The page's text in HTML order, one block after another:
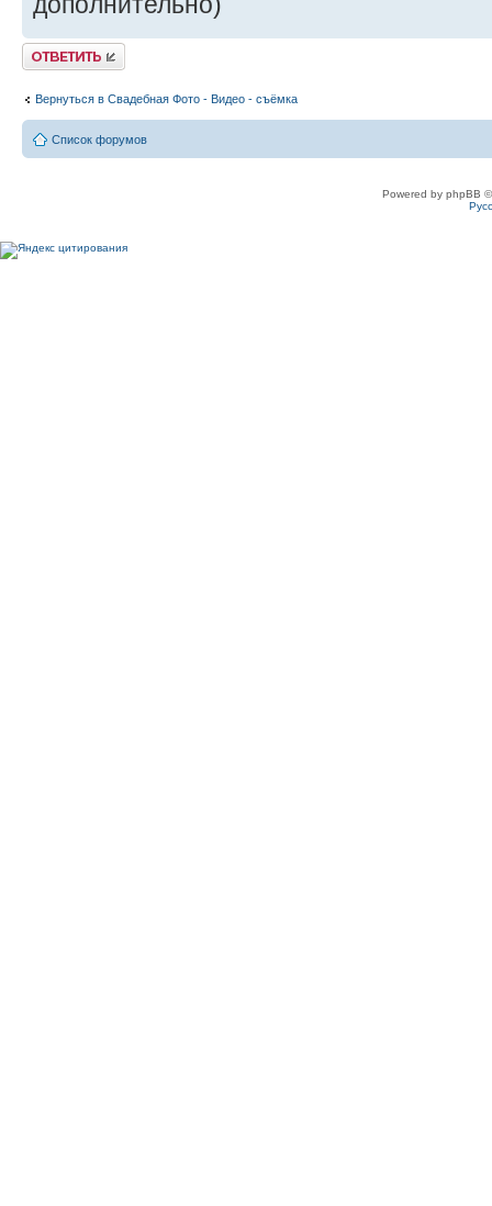
Ответить
Вернуться в Свадебная Фото - Видео - съёмка
Список форумов
Powered by phpBB